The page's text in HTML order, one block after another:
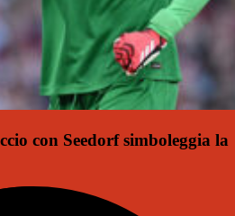
con Seedorf simboleggia la